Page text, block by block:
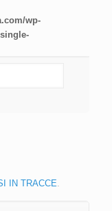
wp-
IN TRACCE.